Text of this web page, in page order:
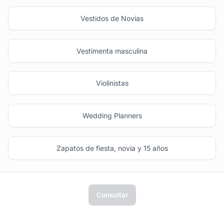
Vestidos de Novias
Vestimenta masculina
Violinistas
Wedding Planners
Zapatos de fiesta, novia y 15 años
Consultar